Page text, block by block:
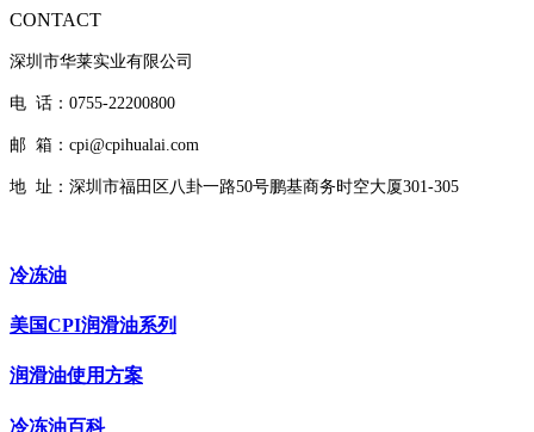
CONTACT
深圳市华莱实业有限公司
电 话：0755-22200800
邮 箱：cpi@cpihualai.com
地 址： 深圳市福田区八卦一路50号鹏基商务时空大厦301-305
冷冻油
美国CPI润滑油系列
润滑油使用方案
冷冻油百科